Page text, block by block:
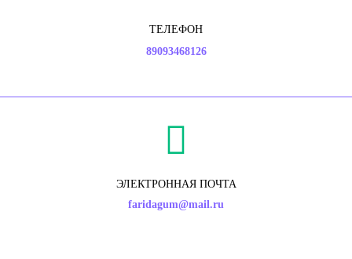
ТЕЛЕФОН
89093468126
ЭЛЕКТРОННАЯ ПОЧТА
faridagum@mail.ru